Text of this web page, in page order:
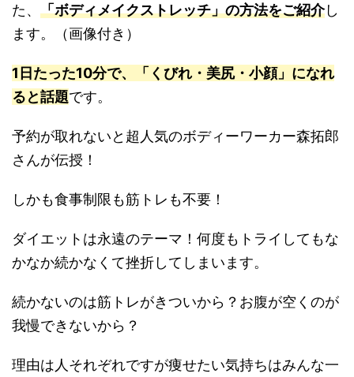
た、 「ボディメイクストレッチ」の方法をご紹介し
ます。（画像付き）
1日たった10分で、「くびれ・美尻・小顔」になれ
ると話題です。
予約が取れないと超人気のボディーワーカー森拓郎
さんが伝授！
しかも食事制限も筋トレも不要！
ダイエットは永遠のテーマ！何度もトライしてもな
かなか続かなくて挫折してしまいます。
続かないのは筋トレがきついから？お腹が空くのが
我慢できないから？
理由は人それぞれですが痩せたい気持ちはみんな一